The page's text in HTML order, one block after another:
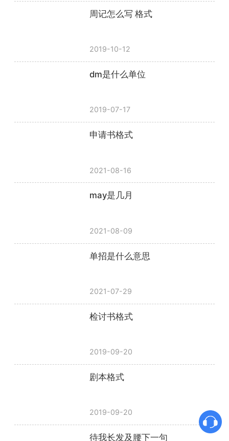
周记怎么写 格式
2019-10-12
dm是什么单位
2019-07-17
申请书格式
2021-08-16
may是几月
2021-08-09
单招是什么意思
2021-07-29
检讨书格式
2019-09-20
剧本格式
2019-09-20
待我长发及腰下一句